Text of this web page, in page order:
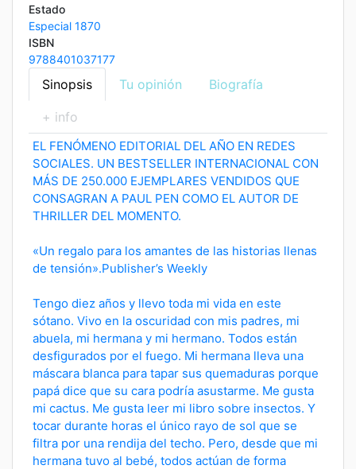
Estado
Especial 1870
ISBN
9788401037177
Sinopsis Tu opinión Biografía
+ info
EL FENÓMENO EDITORIAL DEL AÑO EN REDES
SOCIALES. UN BESTSELLER INTERNACIONAL CON
MÁS DE 250.000 EJEMPLARES VENDIDOS QUE
CONSAGRAN A PAUL PEN COMO EL AUTOR DE
THRILLER DEL MOMENTO.
«Un regalo para los amantes de las historias llenas
de tensión».Publisher’s Weekly
Tengo diez años y llevo toda mi vida en este
sótano. Vivo en la oscuridad con mis padres, mi
abuela, mi hermana y mi hermano. Todos están
desfigurados por el fuego. Mi hermana lleva una
máscara blanca para tapar sus quemaduras porque
papá dice que su cara podría asustarme. Me gusta
mi cactus. Me gusta leer mi libro sobre insectos. Y
tocar durante horas el único rayo de sol que se
filtra por una rendija del techo. Pero, desde que mi
hermana tuvo al bebé, todos actúan de forma